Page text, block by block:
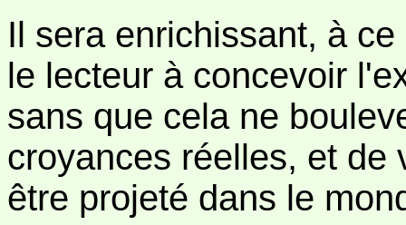
Il sera enrichissant, à
le lecteur à concevoir
sans que cela ne
croyances réelles, et de
être projeté dans le